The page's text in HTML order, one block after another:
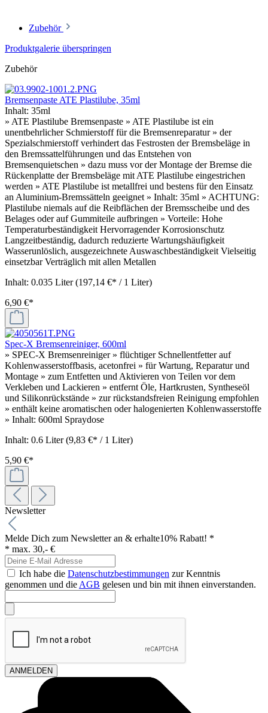
Zubehör
Produktgalerie überspringen
Zubehör
Bremsenpaste ATE Plastilube, 35ml
Inhalt: 35ml
» ATE Plastilube Bremsenpaste » ATE Plastilube ist ein
unentbehrlicher Schmierstoff für die Bremsenreparatur » der
Spezialschmierstoff verhindert das Festrosten der Bremsbeläge in
den Bremssattelführungen und das Entstehen von
Bremsenquietschen » dazu muss vor der Montage der Bremse die
Rückenplatte der Bremsbeläge mit ATE Plastilube eingestrichen
werden » ATE Plastilube ist metallfrei und bestens für den Einsatz
an Aluminium-Bremssätteln geeignet » Inhalt: 35ml » ACHTUNG:
Plastilube niemals auf die Reibflächen der Bremsscheibe und des
Belages oder auf Gummiteile aufbringen » Vorteile: Hohe
Temperaturbeständigkeit Hervorragender Korrosionschutz
Langzeitbeständig, dadurch reduzierte Wartungshäufigkeit
Wasserunlöslich, ausgezeichnete Auswaschbeständigkeit Vielseitig
einsetzbar Verträglich mit allen Metallen
Inhalt: 0.035 Liter(197,14 €* / 1 Liter)
6,90 €*
Spec-X Bremsenreiniger, 600ml
» SPEC-X Bremsenreiniger » flüchtiger Schnellentfetter auf
Kohlenwasserstoffbasis, acetonfrei » für Wartung, Reparatur und
Montage » zum Entfetten und Aktivieren von Teilen vor dem
Verkleben und Lackieren » entfernt Öle, Hartkrusten, Syntheseöl
und Silikonrückstände » zur rückstandsfreien Reinigung empfohlen
» enthält keine aromatischen oder halogenierten Kohlenwasserstoffe
» Inhalt: 600ml Spraydose
Inhalt: 0.6 Liter(9,83 €* / 1 Liter)
5,90 €*
Newsletter
Melde Dich zum Newsletter an & erhalte10% Rabatt! *
* max. 30,- €
Ich habe die Datenschutzbestimmungen zur Kenntnis
genommen und die AGB gelesen und bin mit ihnen einverstanden.
ANMELDEN